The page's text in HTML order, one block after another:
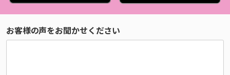
お客様の声をお聞かせください